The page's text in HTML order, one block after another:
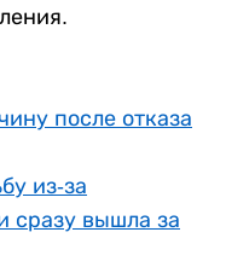
после отказа
из-за
сразу вышла за